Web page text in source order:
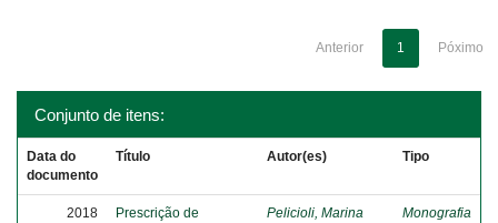
Anterior 1 Póximo
Conjunto de itens:
Data do
documento
Título Autor(es) Tipo
2018
Prescrição de
Pelicioli, Marina Monografia